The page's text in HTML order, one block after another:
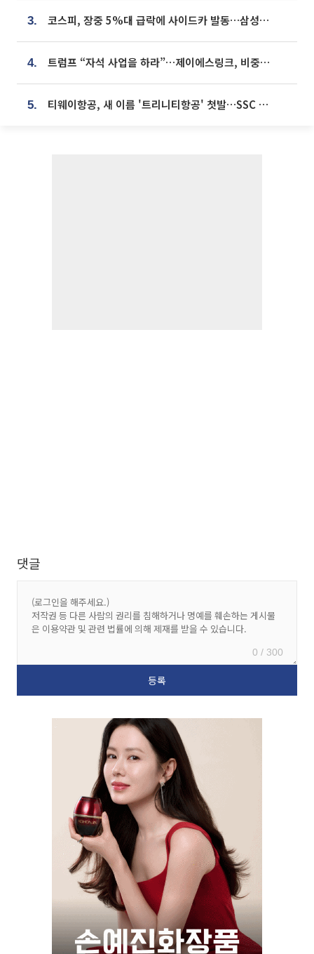
3. 코스피, 장중 5%대 급락에 사이드카 발동…삼성·SK 동반 폭락
4. 트럼프 “자석 사업을 하라”…제이에스링크, 비중국 영구자석 공급망 구축 속도
5. 티웨이항공, 새 이름 '트리니티항공' 첫발…SSC 전략 본격화
댓글
0 / 300